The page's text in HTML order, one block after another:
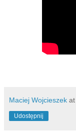
Maciej Wojcieszek at
Udostępnij